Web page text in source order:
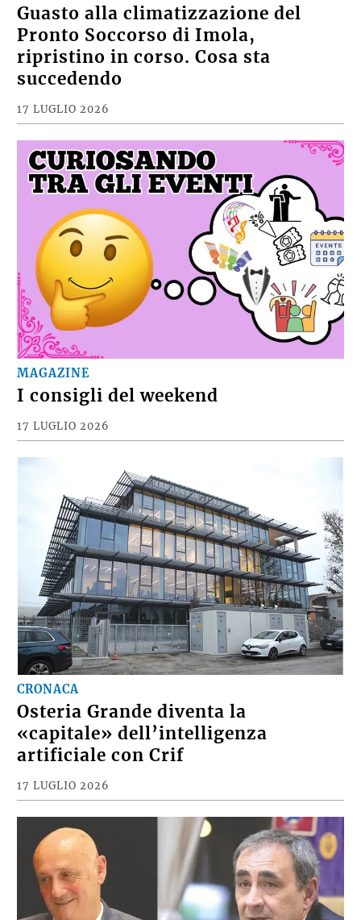
Guasto alla climatizzazione del
Pronto Soccorso di Imola,
ripristino in corso. Cosa sta
succedendo
17 LUGLIO 2026
MAGAZINE
I consigli del weekend
17 LUGLIO 2026
CRONACA
Osteria Grande diventa la
«capitale» dell’intelligenza
artificiale con Crif
17 LUGLIO 2026